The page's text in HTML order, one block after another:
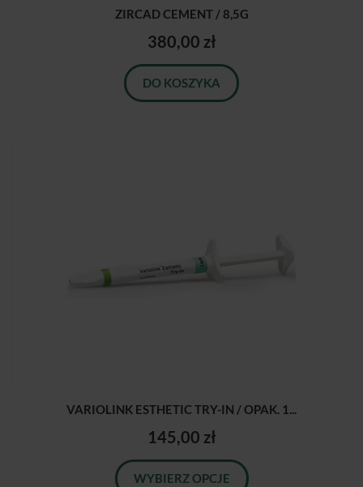
ZIRCAD CEMENT / 8,5G
380,00 zł
DO KOSZYKA
VARIOLINK ESTHETIC TRY-IN / OPAK. 1...
145,00 zł
WYBIERZ OPCJE